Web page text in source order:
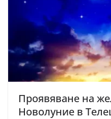
Проявяване на
Новолуние в